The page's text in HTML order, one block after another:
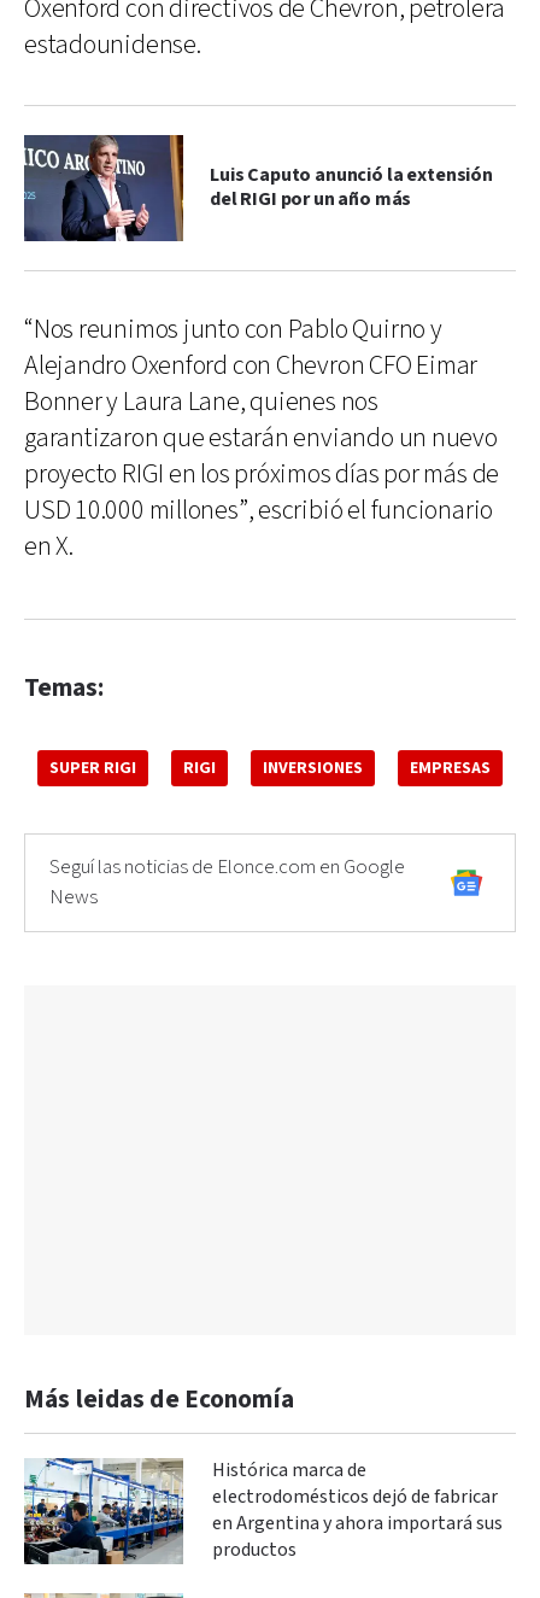
Oxenford con directivos de Chevron, petrolera
estadounidense.
Luis Caputo anunció la extensión
del RIGI por un año más
“Nos reunimos junto con Pablo Quirno y
Alejandro Oxenford con Chevron CFO Eimar
Bonner y Laura Lane, quienes nos
garantizaron que estarán enviando un nuevo
proyecto RIGI en los próximos días por más de
USD 10.000 millones”, escribió el funcionario
en X.
Temas:
SUPER RIGI RIGI INVERSIONES EMPRESAS
Seguí las noticias de Elonce.com en Google
News
Más leidas de Economía
Histórica marca de
electrodomésticos dejó de fabricar
en Argentina y ahora importará sus
productos